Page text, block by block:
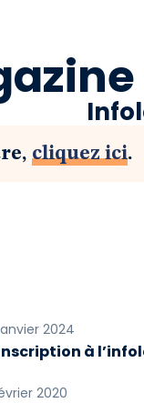
cliquez ici.
2024
à
2020